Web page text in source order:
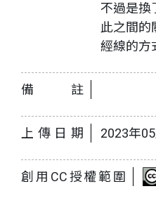
不過是換
此之間的
經線的方
備註
上傳日期 2023年
創用CC授權範圍